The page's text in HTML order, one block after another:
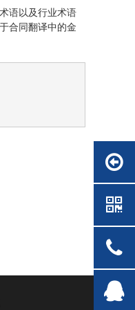
语以及行业术语
合同翻译中的金